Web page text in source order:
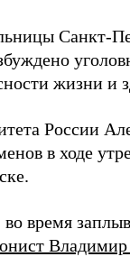
Санкт-
жизни и
России
в ходе
время